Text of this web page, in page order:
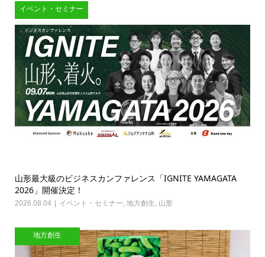
イベント・セミナー
山形最大級のビジネスカンファレンス「IGNITE YAMAGATA
2026」開催決定！
2026.08.04 イベント・セミナー, 地方創生, 山形
地方創生